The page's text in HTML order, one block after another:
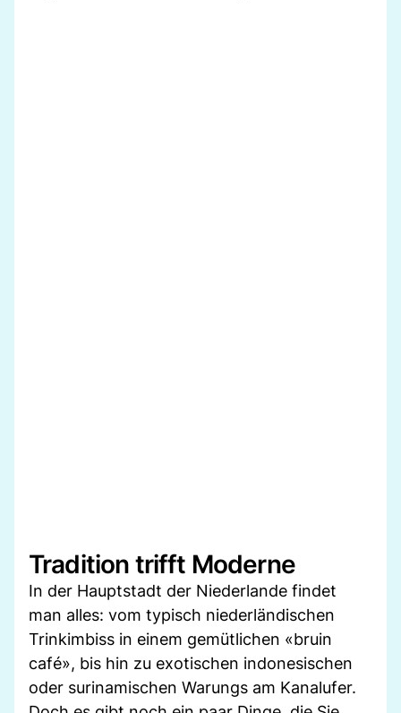
Tradition trifft Moderne
In der Hauptstadt der Niederlande findet
man alles: vom typisch niederländischen
Trinkimbiss in einem gemütlichen «bruin
café», bis hin zu exotischen indonesischen
oder surinamischen Warungs am Kanalufer.